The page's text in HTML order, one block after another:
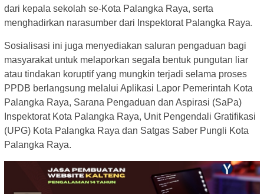
dari kepala sekolah se-Kota Palangka Raya, serta
menghadirkan narasumber dari Inspektorat Palangka Raya.
Sosialisasi ini juga menyediakan saluran pengaduan bagi
masyarakat untuk melaporkan segala bentuk pungutan liar
atau tindakan koruptif yang mungkin terjadi selama proses
PPDB berlangsung melalui Aplikasi Lapor Pemerintah Kota
Palangka Raya, Sarana Pengaduan dan Aspirasi (SaPa)
Inspektorat Kota Palangka Raya, Unit Pengendali Gratifikasi
(UPG) Kota Palangka Raya dan Satgas Saber Pungli Kota
Palangka Raya.